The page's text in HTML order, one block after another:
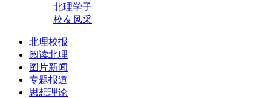
北理学子
校友风采
北理校报
阅读北理
图片新闻
专题报道
思想理论